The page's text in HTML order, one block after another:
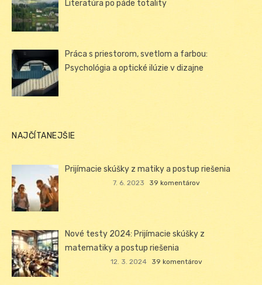
Literatúra po páde totality
Práca s priestorom, svetlom a farbou:
Psychológia a optické ilúzie v dizajne
NAJČÍTANEJŠIE
Prijímacie skúšky z matiky a postup riešenia
7. 6. 2023 39 komentárov
Nové testy 2024: Prijímacie skúšky z
matematiky a postup riešenia
12. 3. 2024 39 komentárov